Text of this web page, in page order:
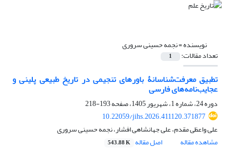
نویسنده =نجمه حسینی سروری
تعداد مقالات: 1
تطبیق معرفت‌شناسانۀ باورهای تنجیمی در تاریخ طبیعی پلینی و
عجایب‌نامه‌های فارسی
دوره 24، شماره 1، شهریور 1405، صفحه
193-218
10.22059/jihs.2026.411120.371877
علی واعظی مقدم، علی جهانشاهی افشار، نجمه حسینی سروری
مشاهده مقاله
اصل مقاله 543.88 K